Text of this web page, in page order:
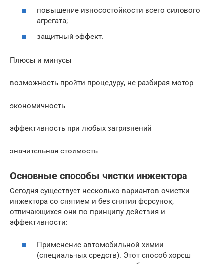
повышение износостойкости всего силового
агрегата;
защитный эффект.
Плюсы и минусы
возможность пройти процедуру, не разбирая мотор
экономичность
эффективность при любых загрязнений
значительная стоимость
Основные способы чистки инжектора
Сегодня существует несколько вариантов очистки
инжектора со снятием и без снятия форсунок,
отличающихся они по принципу действия и
эффективности:
Применение автомобильной химии
(специальных средств). Этот способ хорош